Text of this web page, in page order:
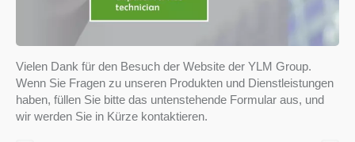
Vielen Dank für den Besuch der Website der YLM Group.
Wenn Sie Fragen zu unseren Produkten und Dienstleistungen
haben, füllen Sie bitte das untenstehende Formular aus, und
wir werden Sie in Kürze kontaktieren.